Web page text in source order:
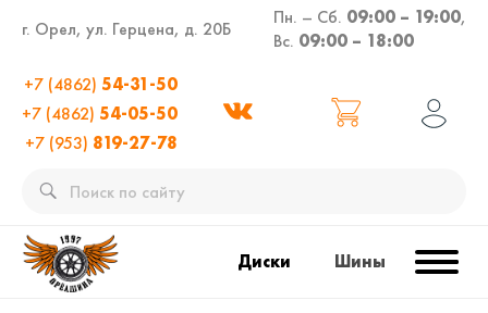
г. Орел, ул. Герцена, д. 20Б
Пн. – Сб. 09:00 – 19:00,
Вс. 09:00 – 18:00
+7 (4862) 54-31-50
+7 (4862) 54-05-50
+7 (953) 819-27-78
Диски Шины